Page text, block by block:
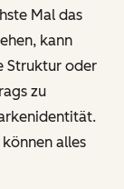
Mal das
kann
Struktur oder
zu
alles